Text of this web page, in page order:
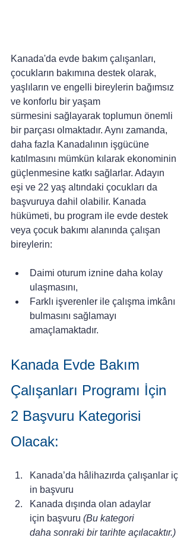
Kanada'da evde bakım çalışanları,
çocukların bakımına destek olarak,
yaşlıların ve engelli bireylerin bağımsız
ve konforlu bir yaşam
sürmesini sağlayarak toplumun önemli
bir parçası olmaktadır. Aynı zamanda,
daha fazla Kanadalının işgücüne
katılmasını mümkün kılarak ekonominin
güçlenmesine katkı sağlarlar. Adayın
eşi ve 22 yaş altındaki çocukları da
başvuruya dahil olabilir. Kanada
hükümeti, bu program ile evde destek
veya çocuk bakımı alanında çalışan
bireylerin:
Daimi oturum iznine daha kolay
ulaşmasını,
Farklı işverenler ile çalışma imkânı
bulmasını sağlamayı
amaçlamaktadır.
Kanada Evde Bakım
Çalışanları Programı İçin
2 Başvuru Kategorisi
Olacak:
Kanada’da hâlihazırda çalışanlar iç
in başvuru
Kanada dışında olan adaylar
için başvuru (Bu kategori
daha sonraki bir tarihte açılacaktır.)